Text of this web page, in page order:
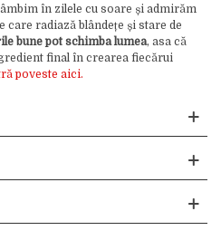
în zilele cu soare și admirăm
care radiază blândețe și stare de
bune pot schimba lumea, asa că
final în crearea fiecărui
poveste aici.